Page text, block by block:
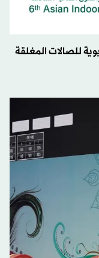
للصالات المغلقة